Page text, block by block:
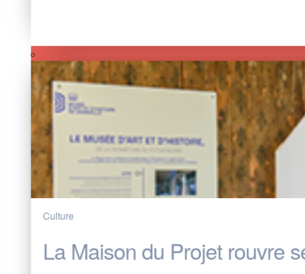
Culture
La Maison du Projet rouvre